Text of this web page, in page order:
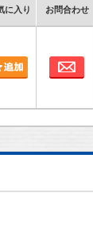
に入り お問合わせ